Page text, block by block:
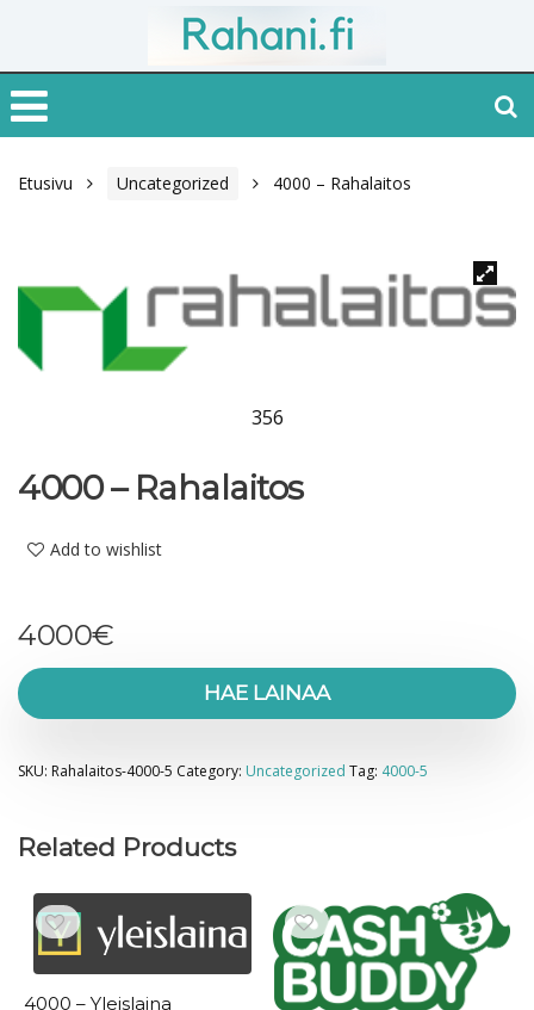
Etusivu Uncategorized 4000 – Rahalaitos
356
4000 – Rahalaitos
Add to wishlist
4000€
HAE LAINAA
SKU: Rahalaitos-4000-5 Category: Uncategorized Tag: 4000-5
Related Products
4000 – Yleislaina